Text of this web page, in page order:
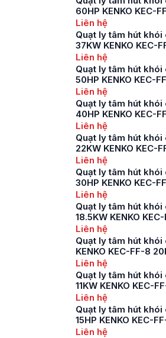
60HP KENKO KEC-
Liên hệ
Quạt ly tâm hút khói
37KW KENKO KEC-
Liên hệ
Quạt ly tâm hút khói
50HP KENKO KEC-
Liên hệ
Quạt ly tâm hút
40HP KENKO KEC-
Liên hệ
Quạt ly tâm hút khói
22KW KENKO KEC-
Liên hệ
Quạt ly tâm hút khói
30HP KENKO KEC-
Liên hệ
Quạt ly tâm hút khói
18.5KW KENKO
Liên hệ
Quạt ly tâm hút khói
KENKO KEC-FF-8
Liên hệ
Quạt ly tâm hút khói
11KW KENKO KEC-
Liên hệ
Quạt ly tâm hút khói
15HP KENKO KEC-
Liên hệ